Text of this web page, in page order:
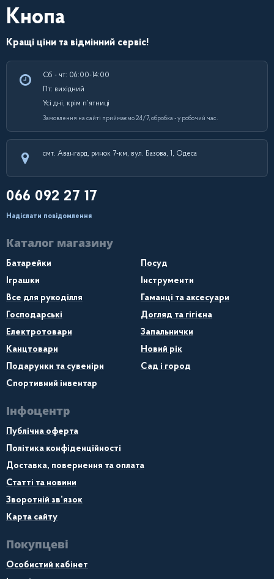
Кнопа
Кращі ціни та відмінний сервіс!
Сб - чт: 06:00-14:00
Пт: вихідний
Усі дні, крім п’ятниці
Замовлення на сайті приймаємо 24/7, обробка - у робочий час.
смт. Авангард, ринок 7-км, вул. Базова, 1, Одеса
066 092 27 17
Надіслати повідомлення
Каталог магазину
Батарейки
Посуд
Іграшки
Інструменти
Все для рукоділля
Гаманці та аксесуари
Господарські
Догляд та гігієна
Електротовари
Запальнички
Канцтовари
Новий рік
Подарунки та сувеніри
Сад і город
Спортивний інвентар
Інфоцентр
Публічна оферта
Політика конфіденційності
Доставка, повернення та оплата
Статті та новини
Зворотній зв’язок
Карта сайту
Покупцеві
Особистий кабінет